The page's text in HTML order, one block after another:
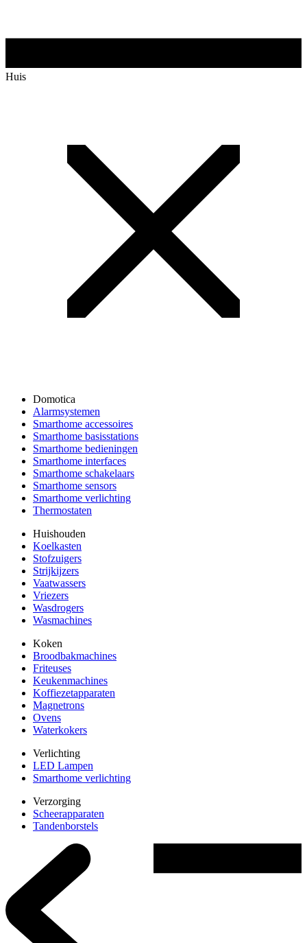
Huis
Domotica
Alarmsystemen
Smarthome accessoires
Smarthome basisstations
Smarthome bedieningen
Smarthome interfaces
Smarthome schakelaars
Smarthome sensors
Smarthome verlichting
Thermostaten
Huishouden
Koelkasten
Stofzuigers
Strijkijzers
Vaatwassers
Vriezers
Wasdrogers
Wasmachines
Koken
Broodbakmachines
Friteuses
Keukenmachines
Koffiezetapparaten
Magnetrons
Ovens
Waterkokers
Verlichting
LED Lampen
Smarthome verlichting
Verzorging
Scheerapparaten
Tandenborstels